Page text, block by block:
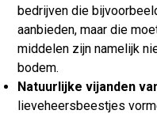
bedrijven die
aanbieden, maar die
middelen zijn namelijk
bodem.
Natuurlijke vijanden
lieveheersbeestjes